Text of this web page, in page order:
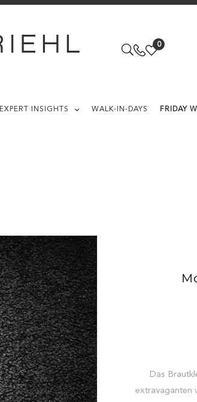
0
EXPERT INSIGHTS WALK-IN-DAYS FRIDAY
Das
extravaganten